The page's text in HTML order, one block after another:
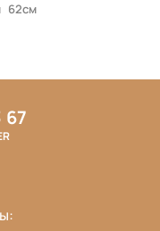
62см
67